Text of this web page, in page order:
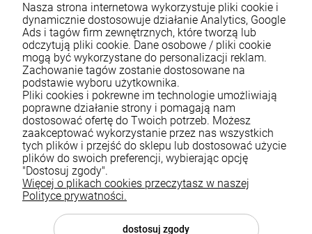
Pomoc
Moje konto
Płatności i dostawa
Informacje
Nasza strona internetowa wykorzystuje pliki cookie i
dynamicznie dostosowuje działanie Analytics, Google
Ads i tagów firm zewnętrznych, które tworzą lub
odczytują pliki cookie. Dane osobowe / pliki cookie
mogą być wykorzystane do personalizacji reklam.
Zachowanie tagów zostanie dostosowane na
podstawie wyboru użytkownika.
Pliki cookies i pokrewne im technologie umożliwiają
poprawne działanie strony i pomagają nam
dostosować ofertę do Twoich potrzeb. Możesz
zaakceptować wykorzystanie przez nas wszystkich
tych plików i przejść do sklepu lub dostosować użycie
plików do swoich preferencji, wybierając opcję
"Dostosuj zgody".
Więcej o plikach cookies przeczytasz w naszej
Polityce prywatności.
dostosuj zgody